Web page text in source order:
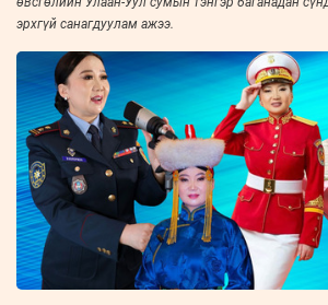
эрхгүй санагдуулам ажээ.